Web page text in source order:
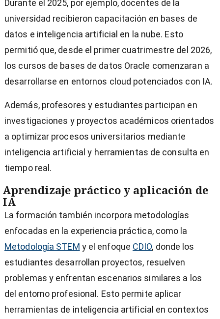
Durante el 2025, por ejemplo, docentes de la
universidad recibieron capacitación en bases de
datos e inteligencia artificial en la nube. Esto
permitió que, desde el primer cuatrimestre del 2026,
los cursos de bases de datos Oracle comenzaran a
desarrollarse en entornos cloud potenciados con IA.
Además, profesores y estudiantes participan en
investigaciones y proyectos académicos orientados
a optimizar procesos universitarios mediante
inteligencia artificial y herramientas de consulta en
tiempo real.
Aprendizaje práctico y aplicación de
IA
La formación también incorpora metodologías
enfocadas en la experiencia práctica, como la
Metodología STEM y el enfoque CDIO, donde los
estudiantes desarrollan proyectos, resuelven
problemas y enfrentan escenarios similares a los
del entorno profesional. Esto permite aplicar
herramientas de inteligencia artificial en contextos